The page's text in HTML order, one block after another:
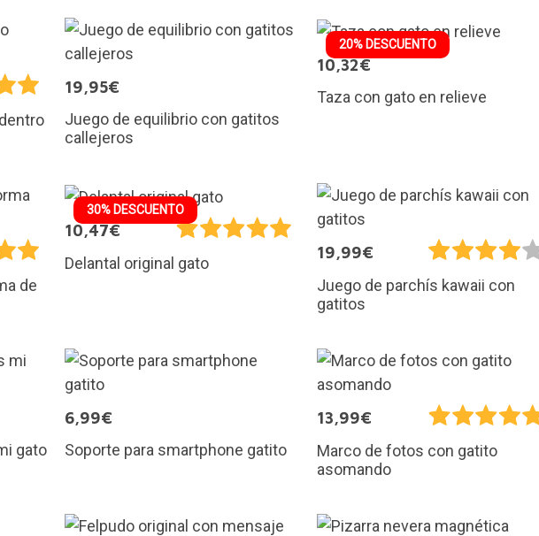
19,95€
Juego de equilibrio con gatitos
callejeros
20% DESCUENTO
10,32€
Taza con gato en relieve
de
30% DESCUENTO
10,47€
Delantal original gato
19,99€
Juego de parchís kawaii con
gatitos
gato
6,99€
Soporte para smartphone gatito
13,99€
Marco de fotos con gatito
asomando